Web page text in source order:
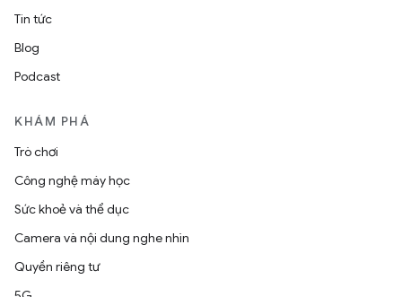
Tin tức
Blog
Podcast
KHÁM PHÁ
Trò chơi
Công nghệ máy học
Sức khoẻ và thể dục
Camera và nội dung nghe nhìn
Quyền riêng tư